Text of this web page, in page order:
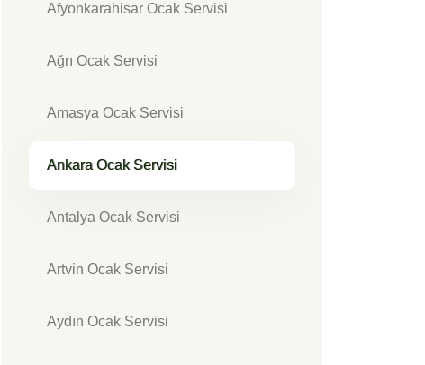
Afyonkarahisar Ocak Servisi
Ağrı Ocak Servisi
Amasya Ocak Servisi
Ankara Ocak Servisi
Antalya Ocak Servisi
Artvin Ocak Servisi
Aydın Ocak Servisi